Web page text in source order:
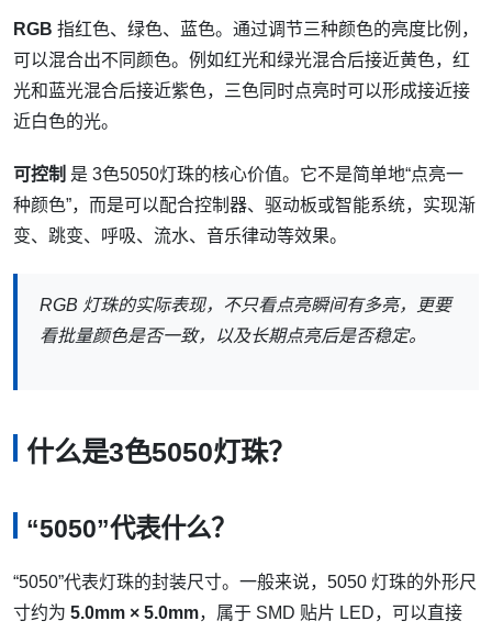
RGB 指红色、绿色、蓝色。通过调节三种颜色的亮度比例，
可以混合出不同颜色。例如红光和绿光混合后接近黄色，红
光和蓝光混合后接近紫色，三色同时点亮时可以形成接近接
近白色的光。
可控制 是 3色5050灯珠的核心价值。它不是简单地“点亮一
种颜色”，而是可以配合控制器、驱动板或智能系统，实现渐
变、跳变、呼吸、流水、音乐律动等效果。
RGB 灯珠的实际表现，不只看点亮瞬间有多亮，更要
看批量颜色是否一致，以及长期点亮后是否稳定。
什么是3色5050灯珠？
“5050”代表什么？
“5050”代表灯珠的封装尺寸。一般来说，5050 灯珠的外形尺
寸约为 5.0mm × 5.0mm，属于 SMD 贴片 LED，可以直接